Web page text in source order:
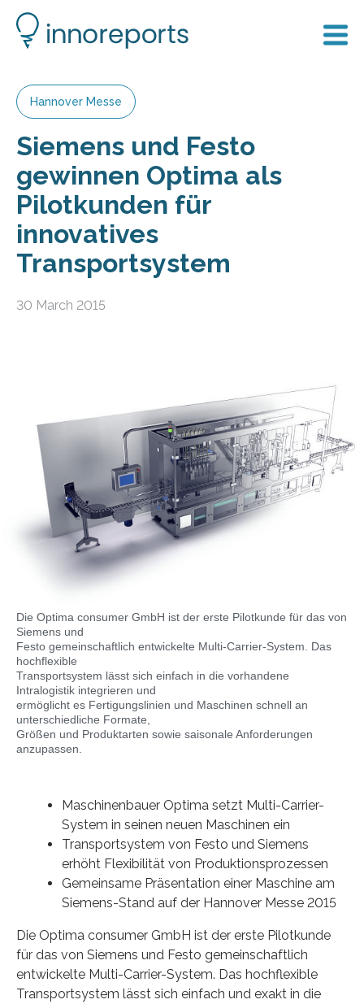
Hannover Messe
Siemens und Festo
gewinnen Optima als
Pilotkunden für
innovatives
Transportsystem
30 March 2015
Die Optima consumer GmbH ist der erste Pilotkunde für das von
Siemens und
Festo gemeinschaftlich entwickelte Multi-Carrier-System. Das
hochflexible
Transportsystem lässt sich einfach in die vorhandene
Intralogistik integrieren und
ermöglicht es Fertigungslinien und Maschinen schnell an
unterschiedliche Formate,
Größen und Produktarten sowie saisonale Anforderungen
anzupassen.
Maschinenbauer Optima setzt Multi-Carrier-
System in seinen neuen Maschinen ein
Transportsystem von Festo und Siemens
erhöht Flexibilität von Produktionsprozessen
Gemeinsame Präsentation einer Maschine am
Siemens-Stand auf der Hannover Messe 2015
Die Optima consumer GmbH ist der erste Pilotkunde
für das von Siemens und Festo gemeinschaftlich
entwickelte Multi-Carrier-System. Das hochflexible
Transportsystem lässt sich einfach und exakt in die